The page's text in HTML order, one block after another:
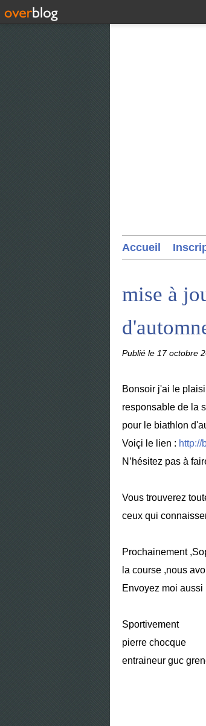
Accueil
mise à
Publié le 17 octobre
Bonsoir j'ai le
responsable de la
pour le biathlon
Voiçi le lien : http://
N’hésitez pas à
Vous trouverez
ceux qui
Prochainement
la course ,nous
Envoyez moi
Sportivement
pierre chocque
entraineur guc